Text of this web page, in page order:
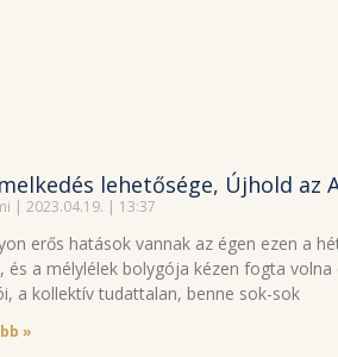
lehetősége, Újhold az
2023.04.19. 13:37
erős hatások vannak az égen ezen a
és a mélylélek bolygója kézen fogta
a kollektív tudattalan, benne sok-sok
»